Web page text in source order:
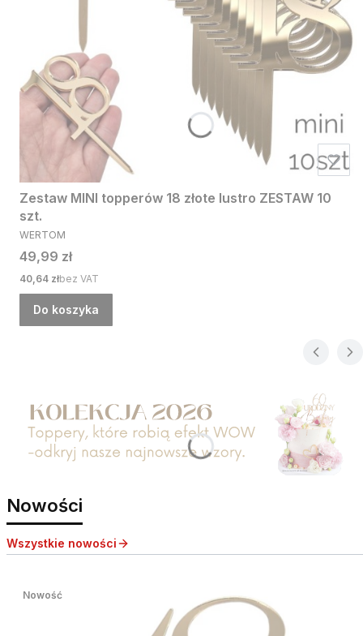
Zestaw MINI topperów 18 złote lustro ZESTAW 10
szt.
PRODUCENT
WERTOM
Cena
49,99 zł
Cena
40,64 złbez VAT
Do koszyka
Nowości
Wszystkie nowości
Nowość